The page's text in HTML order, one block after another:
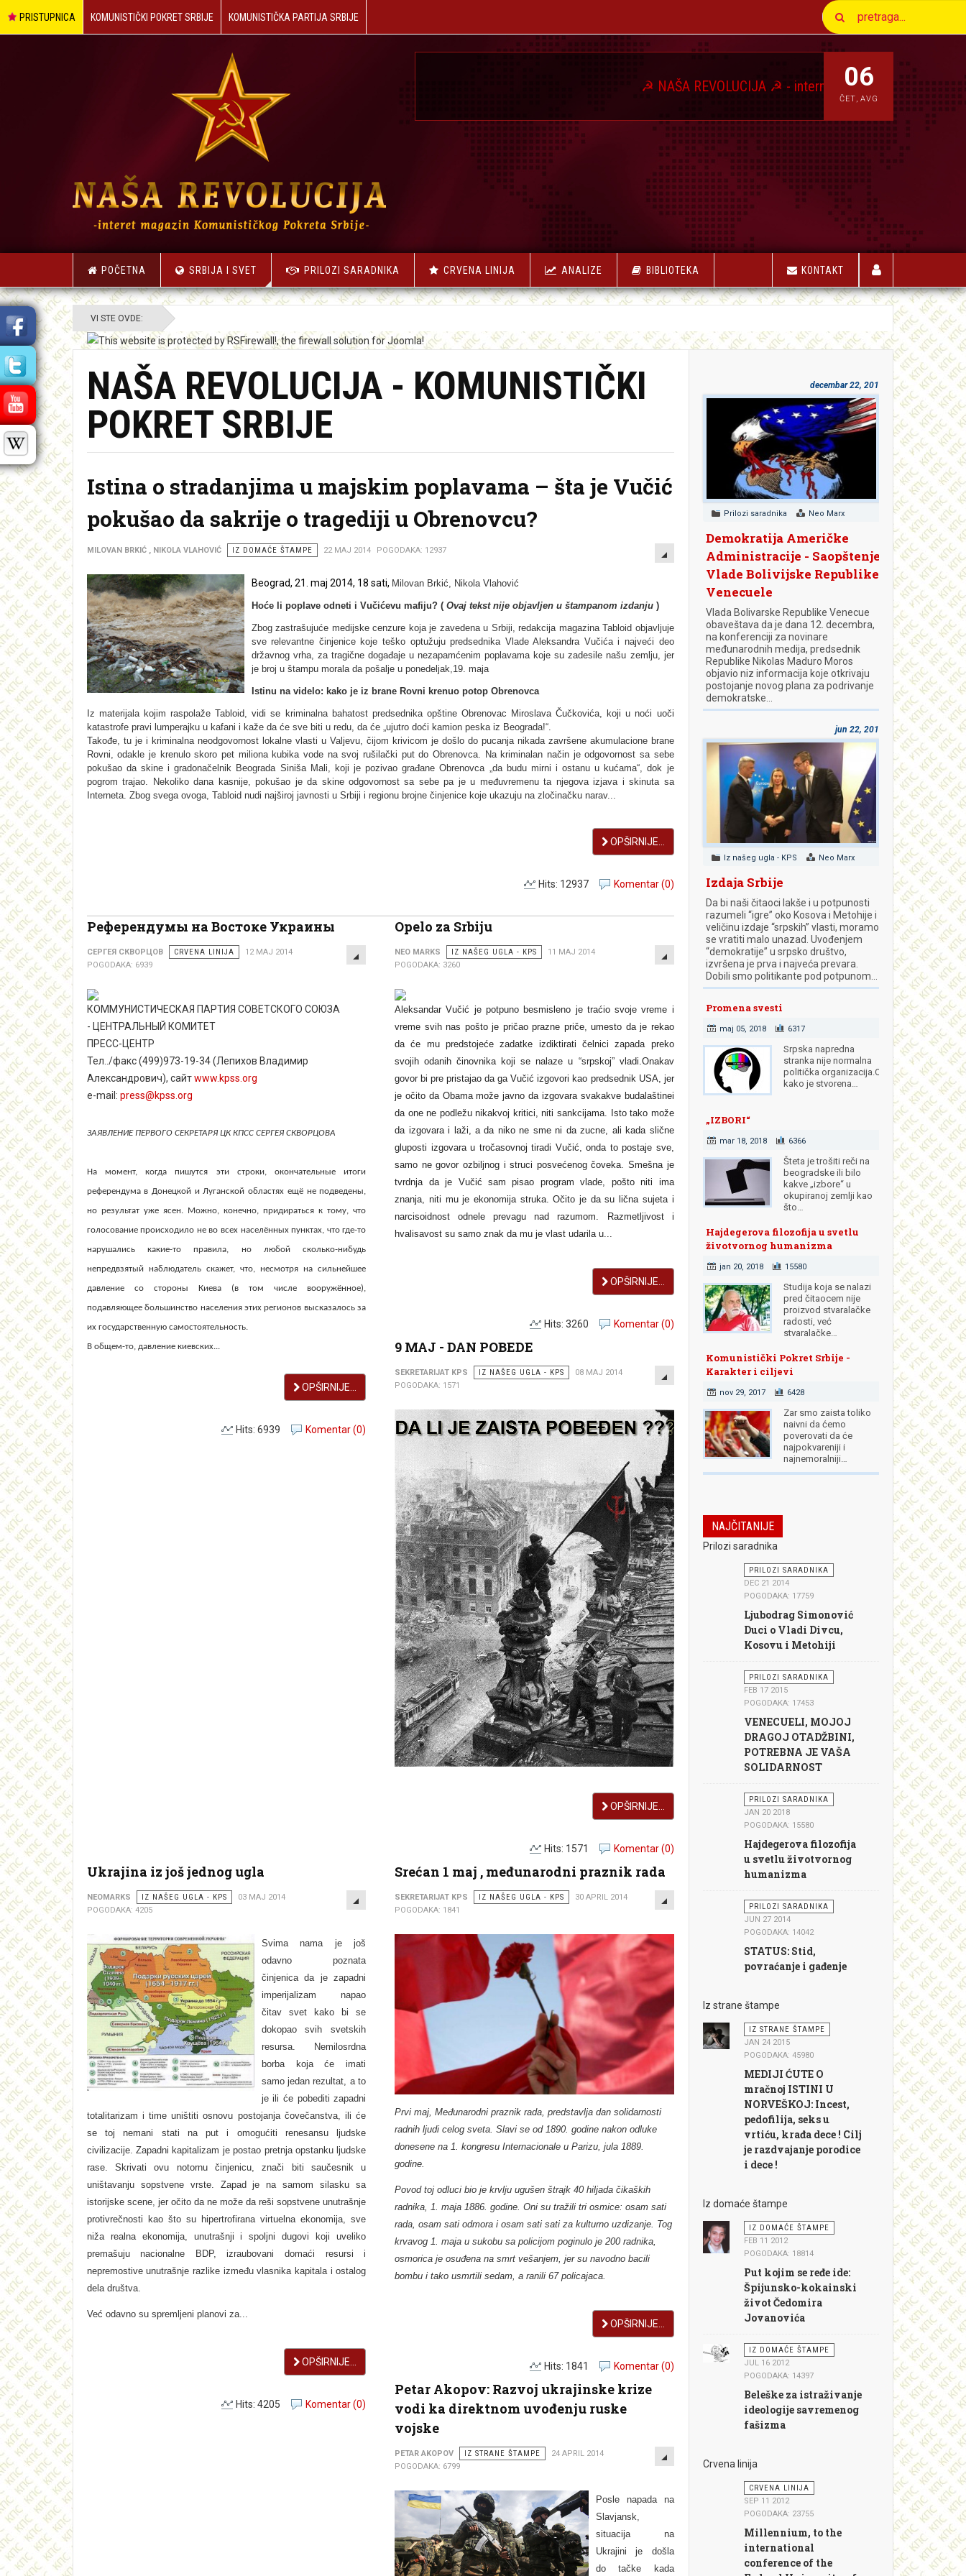
PRISTUPNICA KOMUNISTIČKI POKRET SRBIJE KOMUNISTIČKA PARTIJA SRBIJE
NAŠA REVOLUCIJA ☭ - internet magazin Komunističkog Pokreta
06
ČET,AVG
POČETNA SRBIJA I SVET PRILOZI SARADNIKA CRVENA LINIJA ANALIZE BIBLIOTEKA KONTAKT
VI STE OVDE:
NAŠA REVOLUCIJA - KOMUNISTIČKI
POKRET SRBIJE
Istina o stradanjima u majskim poplavama – šta je Vučić
pokušao da sakrije o tragediji u Obrenovcu?
EMPTY
MILOVAN BRKIĆ , NIKOLA VLAHOVIĆ IZ DOMAĆE ŠTAMPE 22 MAJ 2014 POGODAKA: 12937
Beograd, 21. maj 2014, 18 sati, Milovan Brkić, Nikola Vlahović
Hoće li poplave odneti i Vučićevu mafiju? ( Ovaj tekst nije objavlјen u štampanom izdanju)
Zbog zastrašujuće medijske cenzure koja je zavedena u Srbiji, redakcija magazina Tabloid objavlјuje
sve relevantne činjenice koje teško optužuju predsednika Vlade Aleksandra Vučića i najveći deo
državnog vrha, za tragične događaje u nezapamćenim poplavama koje su zadesile našu zemlјu, jer
je broj u štampu morala da pošalјe u ponedelјak,19. maja
Istinu na videlo: kako je iz brane Rovni krenuo potop Obrenovca
Iz materijala kojim raspolaže Tabloid, vidi se kriminalna bahatost predsednika opštine Obrenovac Miroslava Čučkovića, koji u noći uoči
katastrofe pravi lumperajku u kafani i kaže da će sve biti u redu, da će „ujutro doći kamion peska iz Beograda!“.
Takođe, tu je i kriminalna neodgovornost lokalne vlasti u Valјevu, čijom krivicom je došlo do pucanja nikada završene akumulacione brane
Rovni, odakle je krenulo skoro pet miliona kubika vode na svoj rušilački put do Obrenovca. Na kriminalan način je odgovornost sa sebe
pokušao da skine i gradonačelnik Beograda Siniša Mali, koji je pozivao građane Obrenovca „da budu mirni i ostanu u kućama“, dok je
pogrom trajao. Nekoliko dana kasnije, pokušao je da skine odgovornost sa sebe pa je u međuvremenu ta njegova izjava i skinuta sa
Interneta. Zbog svega ovoga, Tabloid nudi najširoj javnosti u Srbiji i regionu brojne činjenice koje ukazuju na zločinačku narav...
OPŠIRNIJE...
Komentar (0)
Hits: 12937
Референдумы на Востоке Украины
EMPTY
СЕРГЕЯ СКВОРЦОВ CRVENA LINIJA
12 MAJ 2014
POGODAKA: 6939
КОММУНИСТИЧЕСКАЯ ПАРТИЯ СОВЕТСКОГО СОЮЗА
- ЦЕНТРАЛЬНЫЙ КОМИТЕТ
ПРЕСС-ЦЕНТР
Тел../факс (499)973-19-34 (Лепихов Владимир
Александрович), сайтwww.kpss.org
e-mail: press@kpss.org
ЗАЯВЛЕНИЕ ПЕРВОГО СЕКРЕТАРЯ ЦК КПСС СЕРГЕЯ СКВОРЦОВА
На момент, когда пишутся эти строки, окончательные итоги
референдума в Донецкой и Луганской областях ещё не подведены,
но результат уже ясен. Можно, конечно, придираться к тому, что
голосование происходило не во всех населённых пунктах, что где-то
нарушались какие-то правила, но любой сколько-нибудь
непредвзятый наблюдатель скажет, что, несмотря на сильнейшее
давление со стороны Киева (в том числе вооружённое),
подавляющее большинство населения этих регионов высказалось за
их государственную самостоятельность.
В общем-то, давление киевских...
OPŠIRNIJE...
Komentar (0)
Hits: 6939
Opelo za Srbiju
EMPTY
NEO MARKS IZ NAŠEG UGLA - KPS
11 MAJ 2014
POGODAKA: 3260
Aleksandar Vučić je potpuno besmisleno je traćio svoje vreme i
vreme svih nas pošto je pričao prazne priče, umesto da je rekao
da će mu predstojeće zadatke izdiktirati čelnici zapada preko
svojih odanih činovnika koji se nalaze u “srpskoj” vladi.Onakav
govor bi pre pristajao da ga Vučić izgovori kao predsednik USA, jer
je očito da Obama može javno da izgovara svakakve budalaštinei
da one ne podležu nikakvoj kritici, niti sankcijama. Isto tako može
da izgovara i laži, a da niko ne sme ni da zucne, ali kada slične
gluposti izgovara u tročasovnoj tiradi Vučić, onda to postaje sve,
samo ne govor ozbiljnog i struci posvećenog čoveka. Smešna je
tvrdnja da je Vučić sam pisao program vlade, pošto niti ima
znanja, niti mu je ekonomija struka. Očito je da su lična sujeta i
narcisoidnost odnele prevagu nad razumom. Razmetljivost i
hvalisavost su samo znak da mu je vlast udarila u...
OPŠIRNIJE...
Komentar (0)
Hits: 3260
9 MAJ - DAN POBEDE
EMPTY
SEKRETARIJAT KPS IZ NAŠEG UGLA - KPS
08 MAJ 2014
POGODAKA: 1571
OPŠIRNIJE...
Komentar (0)
Hits: 1571
Ukrajina iz još jednog ugla
EMPTY
NEOMARKS IZ NAŠEG UGLA - KPS
03 MAJ 2014
POGODAKA: 4205
Svima nama je još
odavno poznata
činjenica da je zapadni
imperijalizam napao
čitav svet kako bi se
dokopao svih svetskih
resursa. Nemilosrdna
borba koja će imati
samo jedan rezultat, a to
je ili će pobediti zapadni
totalitarizam i time uništiti osnovu postojanja čovečanstva, ili će
se toj nemani stati na put i omogućiti renesansu ljudske
civilizacije. Zapadni kapitalizam je postao pretnja opstanku ljudske
rase. Skrivati ovu notornu činjenicu, znači biti saučesnik u
uništavanju sopstvene vrste. Zapad je na samom silasku sa
istorijske scene, jer očito da ne može da reši sopstvene unutrašnje
protivrečnosti kao što su hipertrofirana virtuelna ekonomija, sve
niža realna ekonomija, unutrašnji i spoljni dugovi koji uveliko
premašuju nacionalne BDP, izraubovani domaći resursi i
nepremostive unutrašnje razlike između vlasnika kapitala i ostalog
dela društva.
Već odavno su spremljeni planovi za...
OPŠIRNIJE...
Komentar (0)
Hits: 4205
Srećan 1 maj , međunarodni praznik rada
EMPTY
SEKRETARIJAT KPS IZ NAŠEG UGLA - KPS
30 APRIL 2014
POGODAKA: 1841
Prvi maj, Međunarodni praznik rada, predstavlja dan solidarnosti
radnih ljudi celog sveta. Slavi se od 1890. godine nakon odluke
donesene na 1. kongresu Internacionale u Parizu, jula 1889.
godine.
Povod toj odluci bio je krvlju ugušen štrajk 40 hiljada čikaških
radnika, 1. maja 1886. godine. Oni su tražili tri osmice: osam sati
rada, osam sati odmora i osam sati sati za kulturno uzdizanje. Tog
krvavog 1. maja u sukobu sa policijom poginulo je 200 radnika,
osmorica je osuđena na smrt vešanjem, jer su navodno bacili
bombu i tako usmrtili sedam, a ranili 67 policajaca.
OPŠIRNIJE...
Komentar (0)
Hits: 1841
Petar Akopov: Razvoj ukrajinske krize
vodi ka direktnom uvođenju ruske
vojske
EMPTY
PETAR AKOPOV IZ STRANE ŠTAMPE
24 APRIL 2014
POGODAKA: 6799
Posle napada na
Slavjansk,
situacija na
Ukrajini je došla
do tačke kada
decembar 22, 2018
Prilozi saradnika Neo Marx
Demokratija Američke
Administracije - Saopštenje
Vlade Bolivijske Republike
Venecuele
Vlada Bolivarske Republike Venecue
obaveštava da je dana 12. decembra,
na konferenciji za novinare
međunarodnih medija, predsednik
Republike Nikolas Maduro Moros
objavio niz informacija koje otkrivaju
postojanje novog plana za podrivanje
demokratske…
jun 22, 2018
Iz našeg ugla - KPS Neo Marx
Izdaja Srbije
Da bi naši čitaoci lakše i u potpunosti
razumeli “igre” oko Kosova i Metohije i
veličinu izdaje “srpskih” vlasti, moramo
se vratiti malo unazad. Uvođenjem
“demokratije” u srpsko društvo,
izvršena je prva i najveća prevara.
Dobili smo politikante pod potpunom…
Promena svesti
maj 05, 2018 6317
Srpska napredna
stranka nije normalna
politička organizacija.Od
kako je stvorena…
„IZBORI“
mar 18, 2018 6366
Šteta je trošiti reči na
beogradske ili bilo
kakve „izbore“ u
okupiranoj zemlji kao
što…
Hajdegerova filozofija u svetlu
životvornog humanizma
jan 20, 2018 15580
Studija koja se nalazi
pred čitaocem nije
proizvod stvaralačke
radosti, već
stvaralačke…
Komunistički Pokret Srbije -
Karakter i ciljevi
nov 29, 2017 6428
Zar smo zaista toliko
naivni da ćemo
poverovati da će
najpokvareniji i
najnemoralniji…
NAJČITANIJE
Prilozi saradnika
PRILOZI SARADNIKA
DEC 21 2014
POGODAKA: 17759
Ljubodrag Simonović
Duci o Vladi Divcu,
Kosovu i Metohiji
PRILOZI SARADNIKA
FEB 17 2015
POGODAKA: 17453
VENECUELI, MOJOJ
DRAGOJ OTADŽBINI,
POTREBNA JE VAŠA
SOLIDARNOST
PRILOZI SARADNIKA
JAN 20 2018
POGODAKA: 15580
Hajdegerova filozofija
u svetlu životvornog
humanizma
PRILOZI SARADNIKA
JUN 27 2014
POGODAKA: 14042
STATUS: Stid,
povraćanje i gađenje
Iz strane štampe
IZ STRANE ŠTAMPE
JAN 24 2015
POGODAKA: 45980
MEDIJI ĆUTE O
mračnoj ISTINI U
NORVEŠKOJ: Incest,
pedofilija, seks u
vrtiću, krađa dece ! Cilj
je razdvajanje porodice
i dece !
Iz domaće štampe
IZ DOMAĆE ŠTAMPE
FEB 11 2012
POGODAKA: 18814
Put kojim se ređe ide:
Špijunsko-kokainski
život Čedomira
Jovanovića
IZ DOMAĆE ŠTAMPE
JUL 16 2012
POGODAKA: 14397
Beleške za istraživanje
ideologije savremenog
fašizma
Crvena linija
CRVENA LINIJA
SEP 11 2012
POGODAKA: 23755
Millennium, to the
international
conference of the